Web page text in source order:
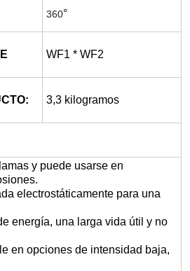
360°
WF1 * WF2
3,3 kilogramos
y puede usarse en
electrostáticamente para una
energía, una larga vida útil y no
en opciones de intensidad baja,